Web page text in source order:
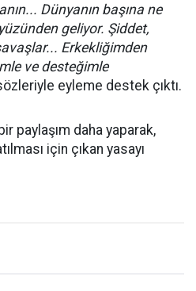
Dünyanın başına ne
geliyor. Şiddet,
Erkekliğimden
ve desteğimle
eyleme destek çıktı.
paylaşım daha yaparak,
için çıkan yasayı